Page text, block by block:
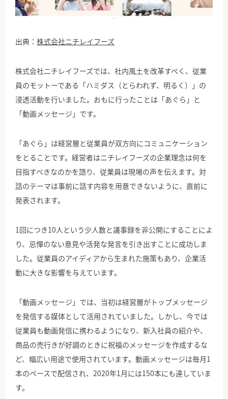
出典： 株式会社ニチレイフーズ
株式会社ニチレイフーズでは、社内風土を改革すべく、従業
員のモットーである「ハミダス（とらわれず、明るく）」の
浸透活動を行いました。おもに行ったことは「あぐら」と
「動画メッセージ」です。
「あぐら」は経営層と従業員が双方向にコミュニケーション
をとることです。経営者はニチレイフーズの企業理念は何を
目指すべきなのかを語り、従業員は現場の声を伝えます。対
話のテーマは事前に話す内容を用意できないように、直前に
発表されます。
1回につき10人という少人数と議事録を非公開にすることによ
り、忌憚のない意見や活発な発言を引き出すことに成功しま
した。従業員のアイディアから生まれた施策もあり、企業活
動に大きな影響を与えています。
「動画メッセージ」では、当初は経営層がトップメッセージ
を発信する媒体として活用されていました。しかし、今では
従業員も動画発信に携わるようになり、新入社員の紹介や、
商品の売行きが好調のときに祝福のメッセージを作成するな
ど、幅広い用途で使用されています。動画メッセージは毎月1
本のペースで配信され、2020年1月には150本にも達していま
す。